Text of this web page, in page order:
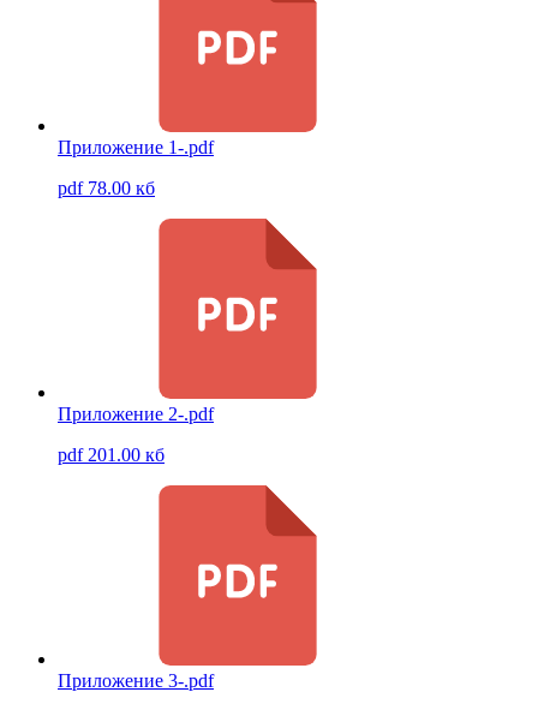
Приложение 1-.pdf
pdf 78.00 кб
Приложение 2-.pdf
pdf 201.00 кб
Приложение 3-.pdf